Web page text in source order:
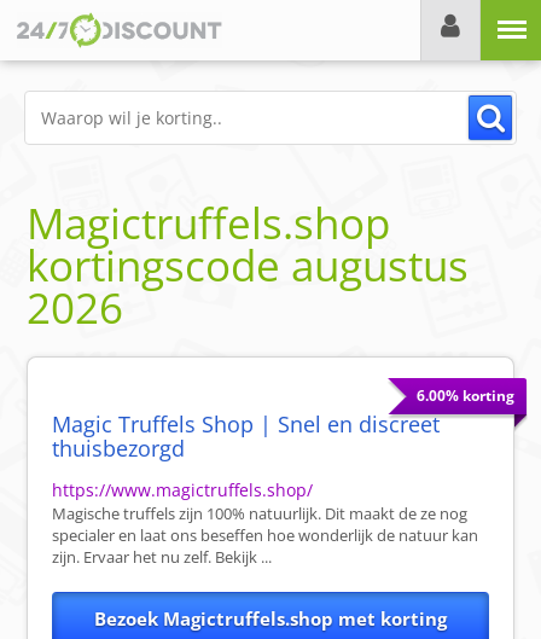
Magictruffels.shop
kortingscode augustus
2026
6.00% korting
Magic Truffels Shop | Snel en discreet
thuisbezorgd
https://www.magictruffels.shop/
Magische truffels zijn 100% natuurlijk. Dit maakt de ze nog
specialer en laat ons beseffen hoe wonderlijk de natuur kan
zijn. Ervaar het nu zelf. Bekijk ...
Bezoek Magictruffels.shop met korting